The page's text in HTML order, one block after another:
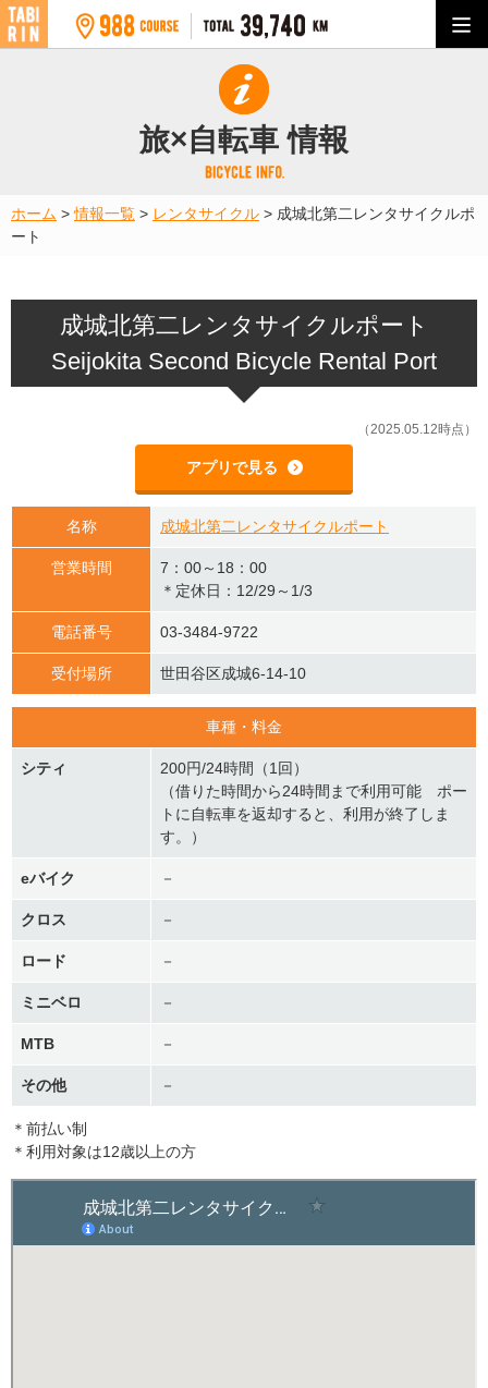
旅×自転車 情報
ホーム >情報一覧 > レンタサイクル > 成城北第二レンタサイクルポ
ート
成城北第二レンタサイクルポート
Seijokita Second Bicycle Rental Port
（2025.05.12時点）
アプリで見る
名称 成城北第二レンタサイクルポート
営業時間
7：00～18：00
＊定休日：12/29～1/3
電話番号 03-3484-9722
受付場所 世田谷区成城6-14-10
車種・料金
シティ
200円/24時間（1回）
（借りた時間から24時間まで利用可能 ポー
トに自転車を返却すると、利用が終了しま
す。）
eバイク －
クロス －
ロード －
ミニベロ －
MTB －
その他 －
＊前払い制
＊利用対象は12歳以上の方